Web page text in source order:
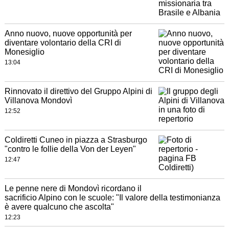
Anno nuovo, nuove opportunità per
diventare volontario della CRI di
Monesiglio
13:04
Rinnovato il direttivo del Gruppo Alpini di
Villanova Mondovì
12:52
Coldiretti Cuneo in piazza a Strasburgo
"contro le follie della Von der Leyen"
12:47
Le penne nere di Mondovì ricordano il
sacrificio Alpino con le scuole: "Il valore della testimonianza
è avere qualcuno che ascolta"
12:23